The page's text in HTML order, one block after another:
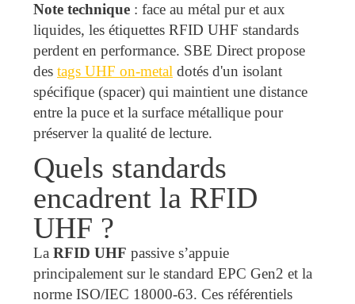
Note technique : face au métal pur et aux
liquides, les étiquettes RFID UHF standards
perdent en performance. SBE Direct propose
des tags UHF on-metal dotés d'un isolant
spécifique (spacer) qui maintient une distance
entre la puce et la surface métallique pour
préserver la qualité de lecture.
Quels standards
encadrent la RFID
UHF ?
La RFID UHF passive s’appuie
principalement sur le standard EPC Gen2 et la
norme ISO/IEC 18000-63. Ces référentiels